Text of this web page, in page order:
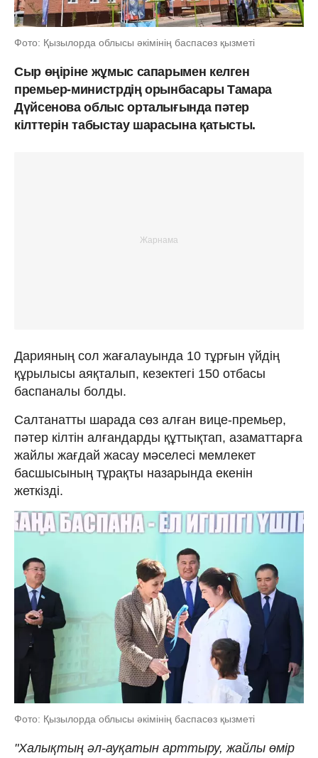
Фото: Қызылорда облысы әкімінің баспасөз қызметі
Сыр өңіріне жұмыс сапарымен келген
премьер-министрдің орынбасары Тамара
Дүйсенова облыс орталығында пәтер
кілттерін табыстау шарасына қатысты.
Дарияның сол жағалауында 10 тұрғын үйдің
құрылысы аяқталып, кезектегі 150 отбасы
баспаналы болды.
Салтанатты шарада сөз алған вице-премьер,
пәтер кілтін алғандарды құттықтап, азаматтарға
жайлы жағдай жасау мәселесі мемлекет
басшысының тұрақты назарында екенін
жеткізді.
Фото: Қызылорда облысы әкімінің баспасөз қызметі
"Халықтың әл-ауқатын арттыру, жайлы өмір